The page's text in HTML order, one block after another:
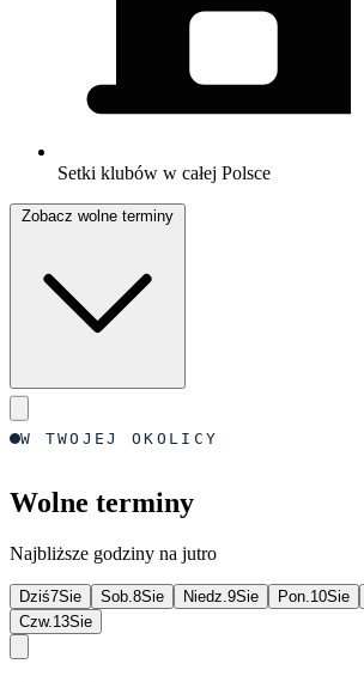
Setki klubów w całej Polsce
W TWOJEJ OKOLICY
Wolne terminy
Najbliższe godziny na jutro
Dziś7Sie Sob. 8Sie Niedz. 9Sie Pon. 10Sie
Czw. 13Sie